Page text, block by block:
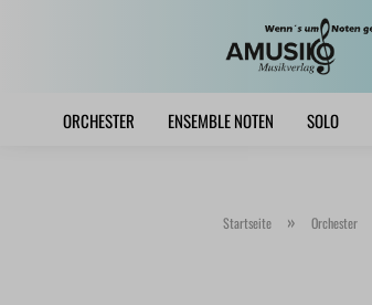
ORCHESTER ENSEMBLE NOTEN SOLO
Startseite » Orchester